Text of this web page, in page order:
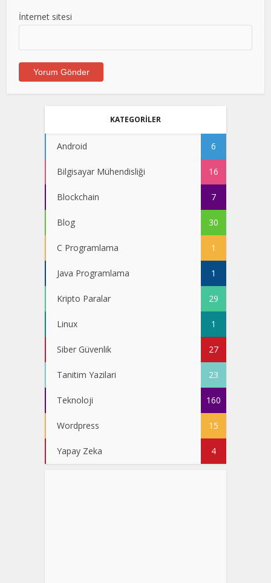
İnternet sitesi
KATEGORİLER
Android 6
Bilgisayar Mühendisliği 16
Blockchain 7
Blog 30
C Programlama 1
Java Programlama 1
Kripto Paralar 29
Linux 1
Siber Güvenlik 27
Tanitim Yazilari 23
Teknoloji 160
Wordpress 15
Yapay Zeka 4